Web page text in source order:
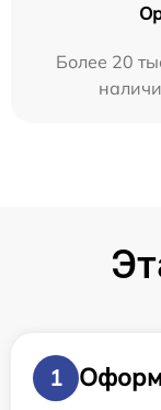
Более 20
1